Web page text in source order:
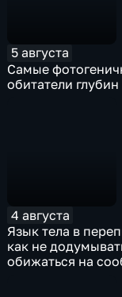
5 августа
Самые
обитатели глубин
4 августа
Язык тела в
как не
обижаться на